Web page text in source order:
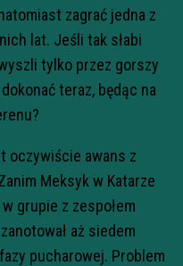
zagrać jedna z
lat. Jeśli tak słabi
tylko przez gorszy
teraz, będąc na
oczywiście awans z
Meksyk w Katarze
grupie z zespołem
aż siedem
pucharowej. Problem